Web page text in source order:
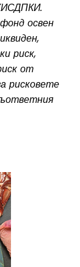
освен
риск,
от
рисковете